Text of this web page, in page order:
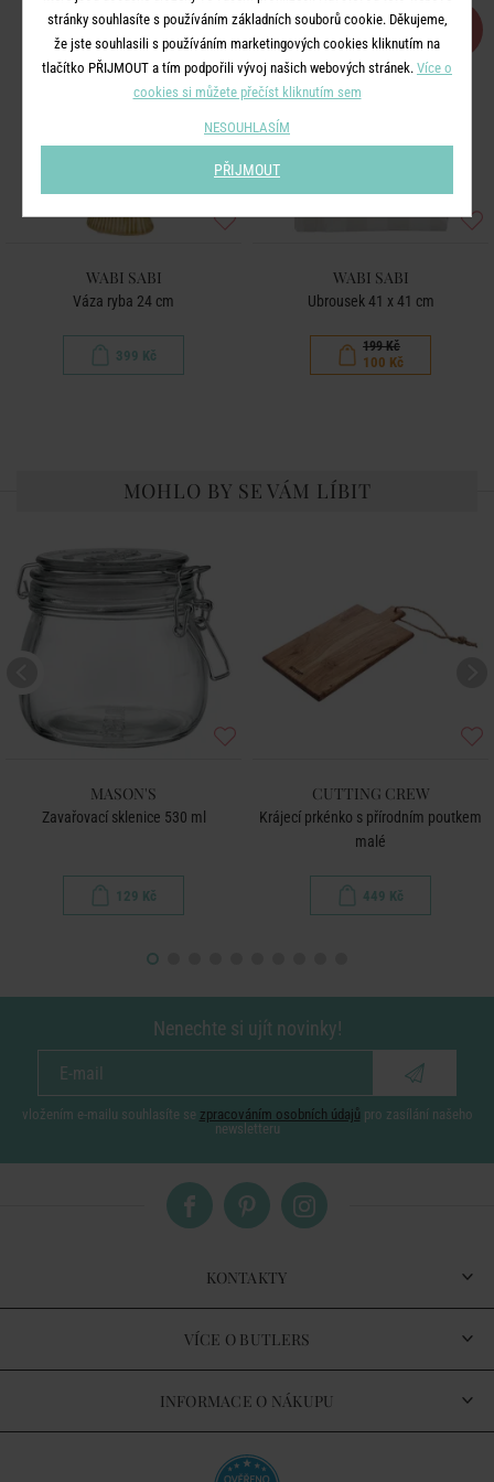
WABI SABI
Váza ryba 24 cm
399 Kč
-50
WABI SABI
Ubrousek 41 x 41 cm
199 Kč
100 Kč
MOHLO BY SE VÁM LÍBIT
MASON'S
Zavařovací sklenice 530 ml
129 Kč
CUTTING CREW
Krájecí prkénko s přírodním poutkem
malé
449 Kč
Nenechte si ujít novinky!
vložením e-mailu souhlasíte se zpracováním osobních údajů pro zasílání našeho
newsletteru
KONTAKTY
VÍCE O BUTLERS
INFORMACE O NÁKUPU
stránky souhlasíte s používáním základních souborů cookie. Děkujeme,
že jste souhlasili s používáním marketingových cookies kliknutím na
tlačítko PŘIJMOUT a tím podpořili vývoj našich webových stránek. Více o
cookies si můžete přečíst kliknutím sem
NESOUHLASÍM
PŘIJMOUT